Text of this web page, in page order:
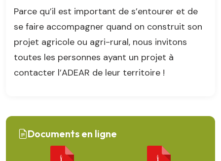
Parce qu’il est important de s’entourer et de
se faire accompagner quand on construit son
projet agricole ou agri-rural, nous invitons
toutes les personnes ayant un projet à
contacter l’ADEAR de leur territoire !
Documents en ligne